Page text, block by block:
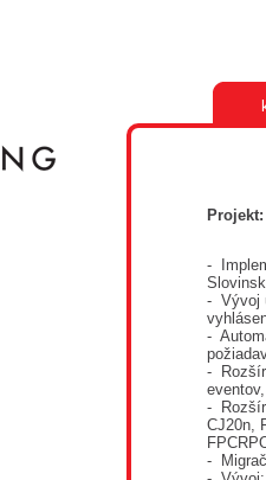
-
- Vývoj
-
-
-
CJ20n,
-